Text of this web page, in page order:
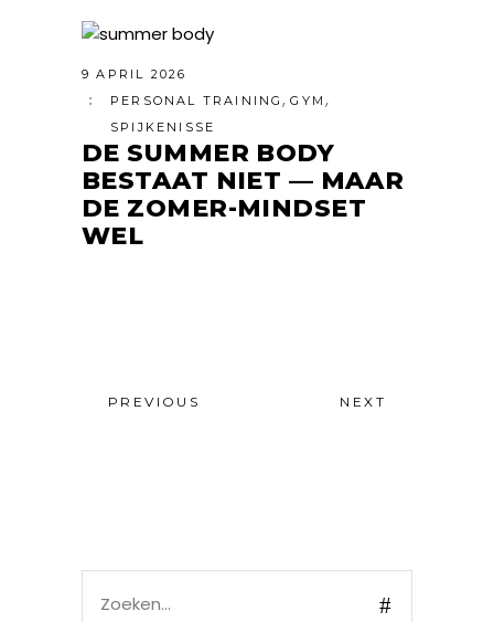
9 APRIL 2026
PERSONAL TRAINING,GYM,
SPIJKENISSE
DE SUMMER BODY
BESTAAT NIET — MAAR
DE ZOMER-MINDSET
WEL
PREVIOUS NEXT
for: